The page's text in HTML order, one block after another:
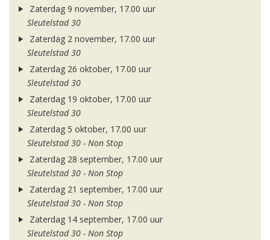
Zaterdag 9 november, 17.00 uur
Sleutelstad 30
Zaterdag 2 november, 17.00 uur
Sleutelstad 30
Zaterdag 26 oktober, 17.00 uur
Sleutelstad 30
Zaterdag 19 oktober, 17.00 uur
Sleutelstad 30
Zaterdag 5 oktober, 17.00 uur
Sleutelstad 30 - Non Stop
Zaterdag 28 september, 17.00 uur
Sleutelstad 30 - Non Stop
Zaterdag 21 september, 17.00 uur
Sleutelstad 30 - Non Stop
Zaterdag 14 september, 17.00 uur
Sleutelstad 30 - Non Stop